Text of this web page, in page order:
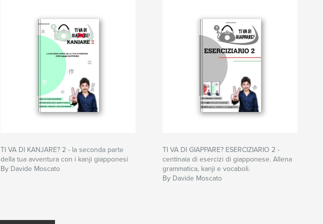
TI VA DI KANJARE? 2 - la seconda parte
della tua avventura con i kanji giapponesi
By Davide Moscato
TI VA DI GIAPPARE? ESERCIZIARIO 2 -
centinaia di esercizi di giapponese. Allena
grammatica, kanji e vocaboli.
By Davide Moscato